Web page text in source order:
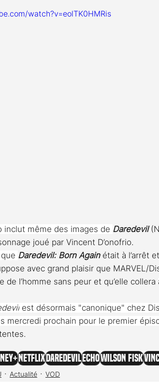
watch?v=eolTK0HMRis
inclut même des images de Daredevil
joué par Vincent D’onofrio.
Daredevil: Born Again était à l’arrêt
avec grand plaisir que MARVEL/
l’homme sans peur et qu’elle collera
est désormais "canonique" chez
mercredi prochain pour le premier
Netflix Daredevil EchoWilson Fisk
Actualité VOD